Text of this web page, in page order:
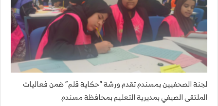
لجنة الصحفيين بمسندم تقدم ورشة “حكاية قلم” ضمن فعاليات
الملتقى الصيفي بمديرية التعليم بمحافظة مسندم